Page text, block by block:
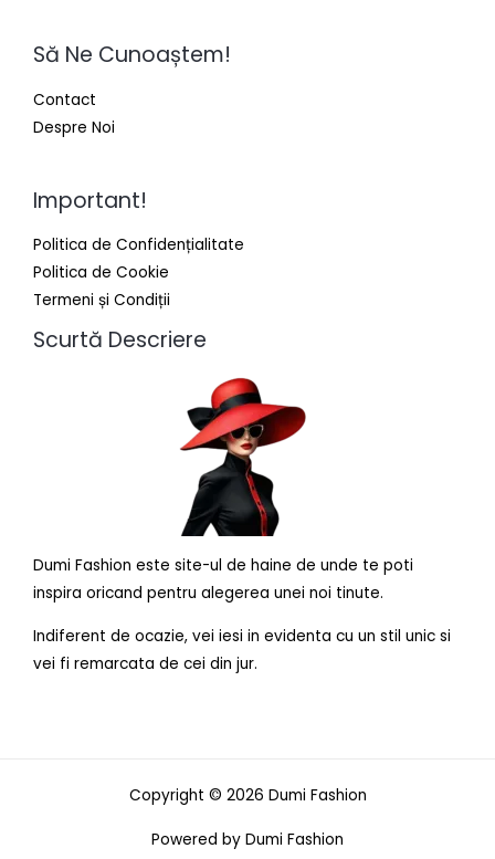
Să Ne Cunoaștem!
Contact
Despre Noi
Important!
Politica de Confidențialitate
Politica de Cookie
Termeni și Condiții
Scurtă Descriere
Dumi Fashion este site-ul de haine de unde te poti
inspira oricand pentru alegerea unei noi tinute.
Indiferent de ocazie, vei iesi in evidenta cu un stil unic si
vei fi remarcata de cei din jur.
Copyright © 2026 Dumi Fashion
Powered by Dumi Fashion